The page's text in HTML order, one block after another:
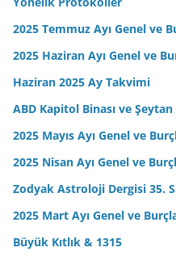
2025 Temmuz Ayı Genel ve
2025 Haziran Ayı Genel ve
Haziran 2025 Ay Takvimi
ABD Kapitol Binası ve
2025 Mayıs Ayı Genel ve
2025 Nisan Ayı Genel ve
Zodyak Astroloji Dergisi 35.
2025 Mart Ayı Genel ve
Büyük Kıtlık & 1315